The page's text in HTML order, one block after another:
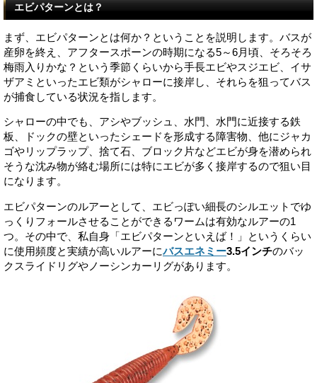
エビパターンとは？
まず、エビパターンとは何か？ということを説明します。バスが
産卵を終え、アフタースポーンの時期になる5～6月頃、そろそろ
梅雨入りかな？という季節くらいから手長エビやスジエビ、イサ
ザアミといったエビ類がシャローに接岸し、それらを狙ってバス
が捕食している状況を指します。
シャローの中でも、アシやブッシュ、水門、水門に近接する鉄
板、ドックの壁といったシェードを形成する障害物、他にジャカ
ゴやリップラップ、捨て石、ブロック片などエビが身を潜められ
そうな沈み物が絡む場所には特にエビが多く接岸するので狙い目
になります。
エビパターンのルアーとして、エビっぽい細長のシルエットでゆ
っくりフォールさせることができるワームは有効なルアーの1
つ。その中で、私自身「エビパターンといえば！」というくらい
に使用頻度と実績が高いルアーにバスエネミー3.5インチのバッ
クスライドリグやノーシンカーリグがあります。